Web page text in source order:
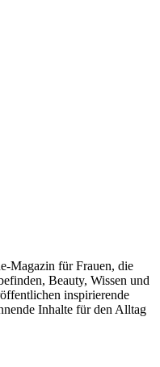
Magazin für Frauen, die
Beauty, Wissen und
inspirierende
Inhalte für den Alltag